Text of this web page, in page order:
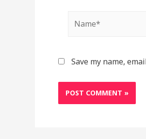
Save my name,